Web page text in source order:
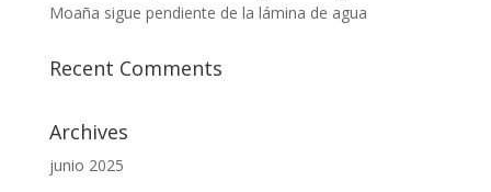
Moaña sigue pendiente de la lámina de agua
Recent Comments
Archives
junio 2025